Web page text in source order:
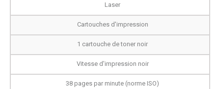
Laser
Cartouches d'impression
1 cartouche de toner noir
Vitesse d'impression noir
38 pages par minute (norme ISO)